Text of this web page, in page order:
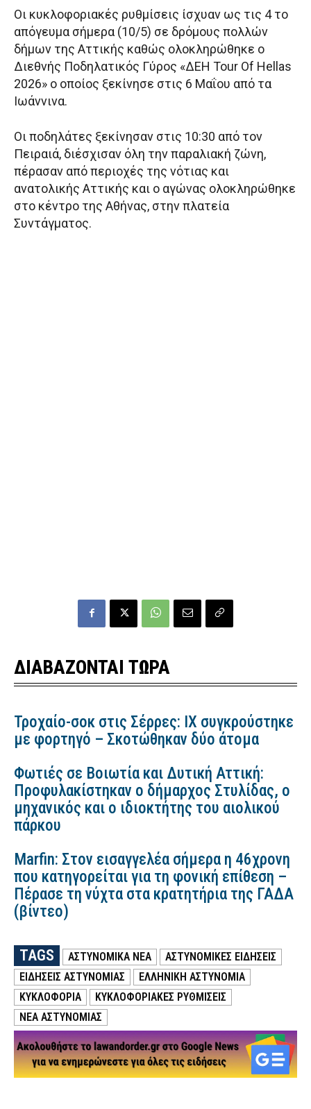
Οι κυκλοφοριακές ρυθμίσεις ίσχυαν ως τις 4 το
απόγευμα σήμερα (10/5) σε δρόμους πολλών
δήμων της Αττικής καθώς ολοκληρώθηκε ο
Διεθνής Ποδηλατικός Γύρος «ΔΕΗ Tour Of Hellas
2026» ο οποίος ξεκίνησε στις 6 Μαΐου από τα
Ιωάννινα.
Οι ποδηλάτες ξεκίνησαν στις 10:30 από τον
Πειραιά, διέσχισαν όλη την παραλιακή ζώνη,
πέρασαν από περιοχές της νότιας και
ανατολικής Αττικής και ο αγώνας ολοκληρώθηκε
στο κέντρο της Αθήνας, στην πλατεία
Συντάγματος.
ΔΙΑΒΑΖΟΝΤΑΙ ΤΩΡΑ
Τροχαίο-σοκ στις Σέρρες: ΙΧ συγκρούστηκε
με φορτηγό – Σκοτώθηκαν δύο άτομα
Φωτιές σε Βοιωτία και Δυτική Αττική:
Προφυλακίστηκαν ο δήμαρχος Στυλίδας, ο
μηχανικός και ο ιδιοκτήτης του αιολικού
πάρκου
Marfin: Στον εισαγγελέα σήμερα η 46χρονη
που κατηγορείται για τη φονική επίθεση –
Πέρασε τη νύχτα στα κρατητήρια της ΓΑΔΑ
(βίντεο)
TAGS ΑΣΤΥΝΟΜΙΚΑ ΝΕΑ
ΑΣΤΥΝΟΜΙΚΕΣ ΕΙΔΗΣΕΙΣ
ΕΙΔΗΣΕΙΣ ΑΣΤΥΝΟΜΙΑΣ
ΕΛΛΗΝΙΚΗ ΑΣΤΥΝΟΜΙΑ
ΚΥΚΛΟΦΟΡΙΑ
ΚΥΚΛΟΦΟΡΙΑΚΕΣ ΡΥΘΜΙΣΕΙΣ
ΝΕΑ ΑΣΤΥΝΟΜΙΑΣ